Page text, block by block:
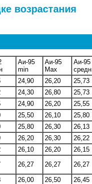
возрастания
Аи-95
min
Аи-95
Max
Аи-95
средн
24,90 26,20
25,73
24,30 26,80
25,73
24,90 26,20
25,55
25,50 26,10
25,80
25,80 26,30
26,13
26,20 26,30
26,22
26,10 26,20
26,15
26,27 26,27 26,27
26,00 26,50
26,45